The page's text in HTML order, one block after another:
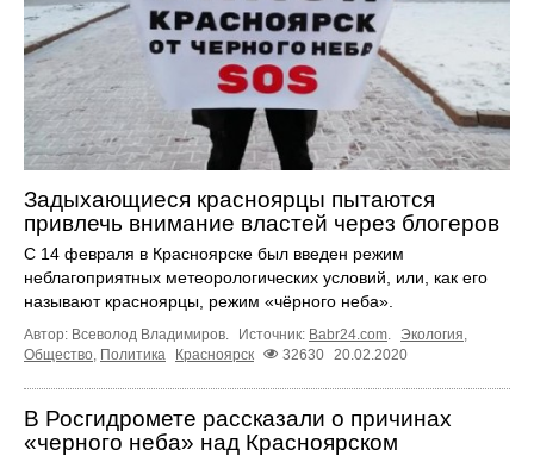
Задыхающиеся красноярцы пытаются
привлечь внимание властей через блогеров
С 14 февраля в Красноярске был введен режим
неблагоприятных метеорологических условий, или, как его
называют красноярцы, режим «чёрного неба».
Автор: Всеволод Владимиров. Источник: Babr24.com Экология
Общество Политика Красноярск 32630 20.02.2020
В Росгидромете рассказали о причинах
«черного неба» над Красноярском